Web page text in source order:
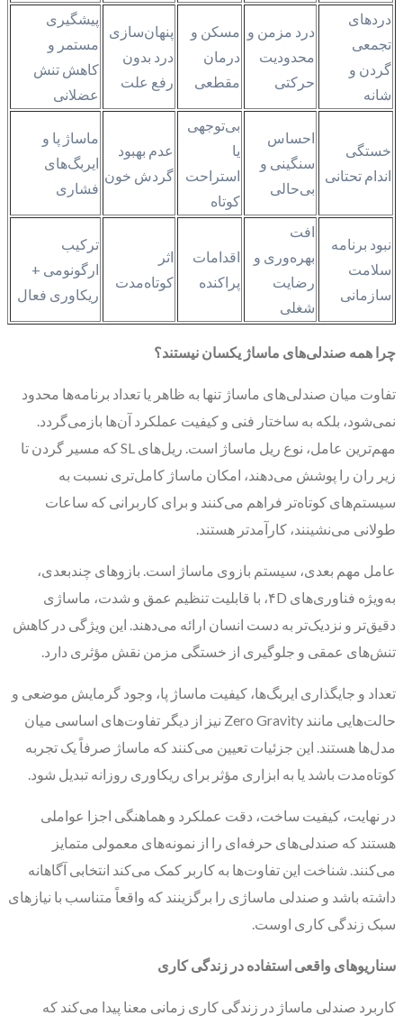
دردهای
تجمعی
گردن و
شانه
درد مزمن و
محدودیت
حرکتی
مسکن و
درمان
مقطعی
پنهان‌سازی
درد بدون
رفع علت
پیشگیری
مستمر و
کاهش تنش
عضلانی
خستگی
اندام تحتانی
احساس
سنگینی و
بی‌حالی
بی‌توجهی
یا
استراحت
کوتاه
عدم بهبود
گردش خون
ماساژ پا و
ایربگ‌های
فشاری
نبود برنامه
سلامت
سازمانی
افت
بهره‌وری و
رضایت
شغلی
اقدامات
پراکنده
اثر
کوتاه‌مدت
ترکیب
ارگونومی +
ریکاوری فعال
چرا همه صندلی‌های ماساژ یکسان نیستند؟
تفاوت میان صندلی‌های ماساژ تنها به ظاهر یا تعداد برنامه‌ها محدود
نمی‌شود، بلکه به ساختار فنی و کیفیت عملکرد آن‌ها بازمی‌گردد.
مهم‌ترین عامل، نوع ریل ماساژ است. ریل‌های SL که مسیر گردن تا
زیر ران را پوشش می‌دهند، امکان ماساژ کامل‌تری نسبت به
سیستم‌های کوتاه‌تر فراهم می‌کنند و برای کاربرانی که ساعات
طولانی می‌نشینند، کارآمدتر هستند.
عامل مهم بعدی، سیستم بازوی ماساژ است. بازوهای چندبعدی،
به‌ویژه فناوری‌های ۴D، با قابلیت تنظیم عمق و شدت، ماساژی
دقیق‌تر و نزدیک‌تر به دست انسان ارائه می‌دهند. این ویژگی در کاهش
تنش‌های عمقی و جلوگیری از خستگی مزمن نقش مؤثری دارد.
تعداد و جایگذاری ایربگ‌ها، کیفیت ماساژ پا، وجود گرمایش موضعی و
حالت‌هایی مانند Zero Gravity نیز از دیگر تفاوت‌های اساسی میان
مدل‌ها هستند. این جزئیات تعیین می‌کنند که ماساژ صرفاً یک تجربه
کوتاه‌مدت باشد یا به ابزاری مؤثر برای ریکاوری روزانه تبدیل شود.
در نهایت، کیفیت ساخت، دقت عملکرد و هماهنگی اجزا عواملی
هستند که صندلی‌های حرفه‌ای را از نمونه‌های معمولی متمایز
می‌کنند. شناخت این تفاوت‌ها به کاربر کمک می‌کند انتخابی آگاهانه
داشته باشد و صندلی ماساژی را برگزینند که واقعاً متناسب با نیازهای
سبک زندگی کاری اوست.
سناریوهای واقعی استفاده در زندگی کاری
کاربرد صندلی ماساژ در زندگی کاری زمانی معنا پیدا می‌کند که